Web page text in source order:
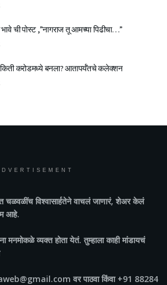
ची पोस्ट ,”नागराज तू आमच्या पिढीचा…”
करोडमध्ये बनला? आतापर्यँतचे कलेक्शन
चळवळींच विश्वासार्हतेने वाचलं जाणारं, शेअर केलं
आहे.
मनमोकळे व्यक्त होता येतं. तुम्हाला काही मांडायचं
वर पाठवा किंवा +91 88284